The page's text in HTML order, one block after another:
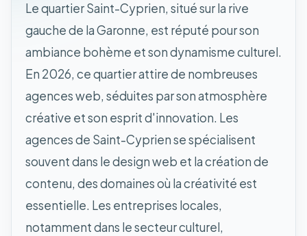
Le quartier Saint-Cyprien, situé sur la rive
gauche de la Garonne, est réputé pour son
ambiance bohème et son dynamisme culturel.
En 2026, ce quartier attire de nombreuses
agences web, séduites par son atmosphère
créative et son esprit d'innovation. Les
agences de Saint-Cyprien se spécialisent
souvent dans le design web et la création de
contenu, des domaines où la créativité est
essentielle. Les entreprises locales,
notamment dans le secteur culturel,